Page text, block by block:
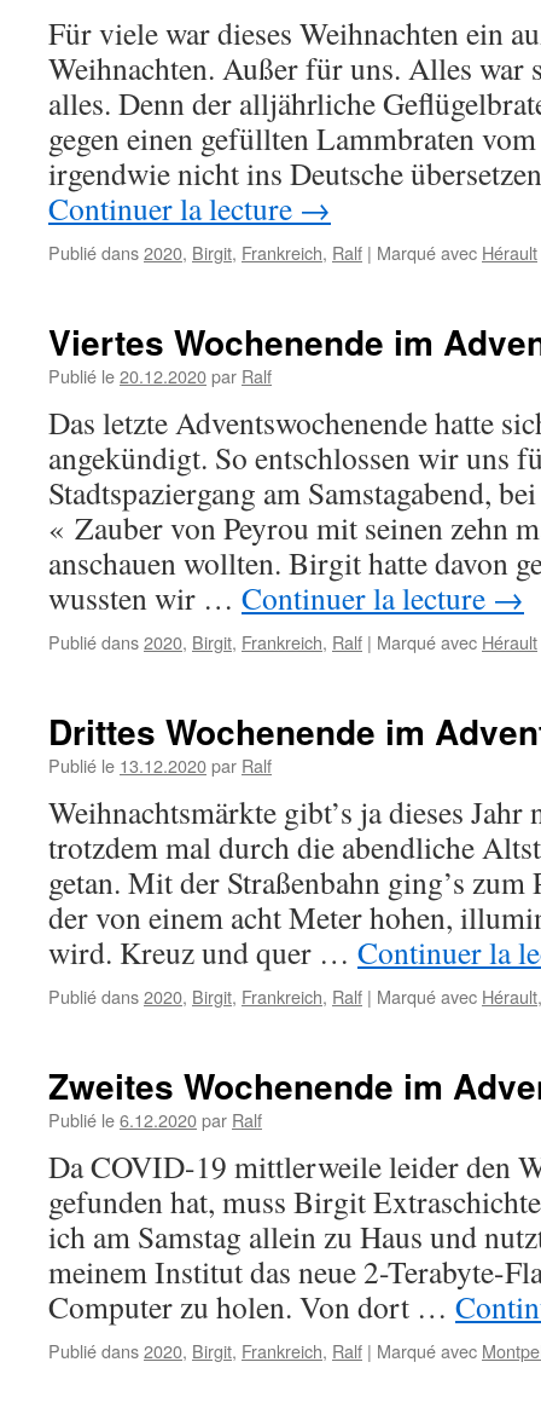
Für viele war dieses Weihnachten ein
Weihnachten. Außer für uns. Alles war
alles. Denn der alljährliche
gegen einen gefüllten Lammbraten
irgendwie nicht ins Deutsche
Continuer la lecture →
Publié dans2020, Birgit, Frankreich, Ralf | Marqué avec Hérault
Viertes Wochenende im
Publié le20.12.2020par Ralf
Das letzte Adventswochenende hatte
angekündigt. So entschlossen wir uns
Stadtspaziergang am Samstagabend,
« Zauber von Peyrou mit seinen zehn
anschauen wollten. Birgit hatte davon
wussten wir … Continuer la lecture →
Publié dans2020, Birgit, Frankreich, Ralf | Marqué avec Hérault
Drittes Wochenende im
Publié le 13.12.2020par Ralf
Weihnachtsmärkte gibt’s ja dieses
trotzdem mal durch die abendliche
getan. Mit der Straßenbahn ging’s zum
der von einem acht Meter hohen,
wird. Kreuz und quer … Continuer la
Publié dans2020, Birgit, Frankreich, Ralf | Marqué avec Hérault
Zweites Wochenende im
Publié le6.12.2020par Ralf
Da COVID-19 mittlerweile leider den
gefunden hat, muss Birgit
ich am Samstag allein zu Haus und
meinem Institut das neue 2-Terabyte-
Computer zu holen. Von dort …
Publié dans2020, Birgit, Frankreich, Ralf | Marqué avec